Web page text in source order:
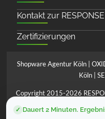
Kontakt zur RESPONSE
Zertifizierungen
Shopware Agentur Köln|
Köln
Copyright 2015-2026
*Preise verstehen sich
✓ Dauert 2 Minuten.